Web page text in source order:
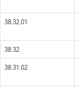
38.32.01
38.32
38.31.02